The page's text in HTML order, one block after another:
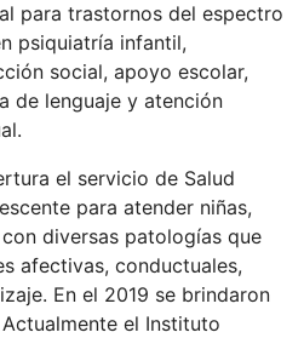
para trastornos del espectro
psiquiatría infantil,
social, apoyo escolar,
de lenguaje y atención
el servicio de Salud
para atender niñas,
diversas patologías que
afectivas, conductuales,
En el 2019 se brindaron
el Instituto